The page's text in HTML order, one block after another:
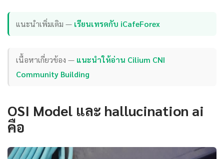
แนะนำเพิ่มเติม — เรียนเทรดกับ iCafeForex
เนื้อหาเกี่ยวข้อง — แนะนำให้อ่าน Cilium CNI
Community Building
OSI Model และ hallucination ai
คือ